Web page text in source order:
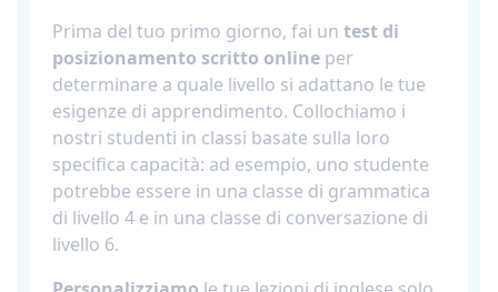
Prima del tuo primo giorno, fai un test di
posizionamento scritto online per
determinare a quale livello si adattano le tue
esigenze di apprendimento. Collochiamo i
nostri studenti in classi basate sulla loro
specifica capacità: ad esempio, uno studente
potrebbe essere in una classe di grammatica
di livello 4 e in una classe di conversazione di
livello 6.